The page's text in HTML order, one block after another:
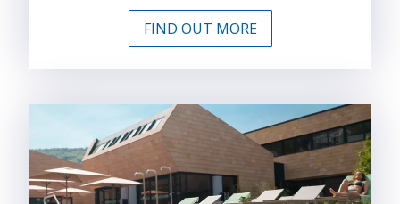
FIND OUT MORE